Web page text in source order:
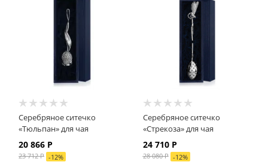
Серебряное ситечко
«Тюльпан» для чая
20 866 Р
23 712Р -12%
Серебряное ситечко
«Стрекоза» для чая
24 710Р
28 080Р -12%